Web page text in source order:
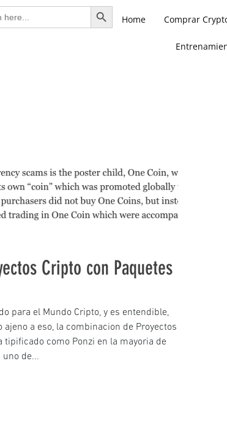
Search Button
Home Comprar
Cripto con Paquetes
para el Mundo Cripto, y es entendible,
a eso, la combinacion de Proyectos
tipificado como Ponzi en la mayoria de
uno de...